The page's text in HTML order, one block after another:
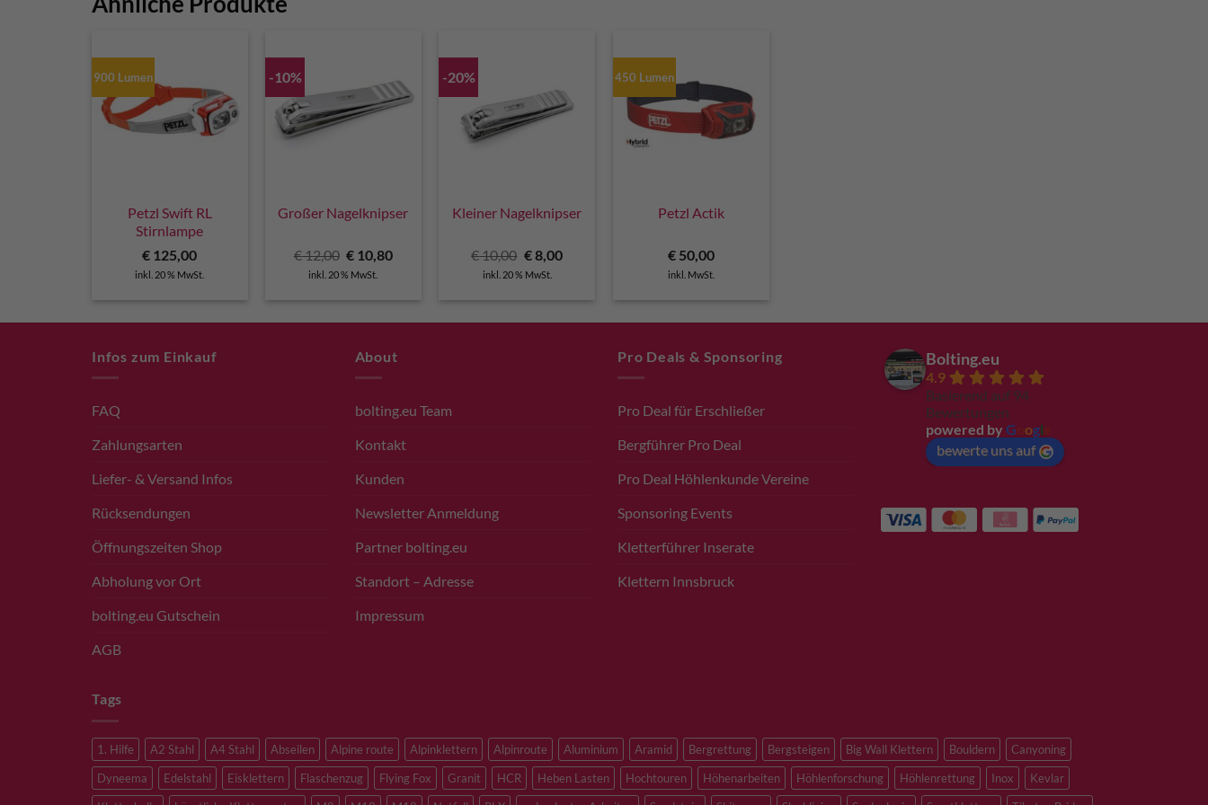
900 Lumen
Petzl Swift RL
Stirnlampe
€ 125,00
inkl. 20 % MwSt.
-10%
Großer Nagelknipser
€12,00 Ursprünglicher
Preis
war:
€ 10,80Aktueller
inkl. 20 % MwSt.
-20%
Kleiner Nagelknipser
€10,00 Ursprünglicher
Preis
war:
€8,00Aktueller
inkl. 20 % MwSt.
450 Lumen
Petzl Actik
€50,00
inkl. MwSt.
Infos zum Einkauf
FAQ
Zahlungsarten
Liefer- & Versand Infos
Rücksendungen
Öffnungszeiten Shop
Abholung vor Ort
bolting.eu Gutschein
AGB
About
bolting.eu Team
Kontakt
Kunden
Newsletter Anmeldung
Partner bolting.eu
Standort – Adresse
Impressum
Pro Deals & Sponsoring
Pro Deal für Erschließer
Bergführer Pro Deal
Pro Deal Höhlenkunde Vereine
Sponsoring Events
Kletterführer Inserate
Klettern Innsbruck
Bolting.eu
4.9
Basierend auf 94
Bewertungen
powered by G ogl
bewerte uns auf
Tags
1. Hilfe A2 Stahl A4 Stahl Abseilen Alpine route Alpinklettern Alpinroute Aluminium Aramid Bergrettung Bergsteigen Big Wall Klettern Bouldern
Canyoning
Dyneema
Edelstahl Eisklettern Flaschenzug Flying Fox Granit HCR Heben Lasten Hochtouren Höhenarbeiten Höhlenforschung Höhlenrettung Inox
Kevlar